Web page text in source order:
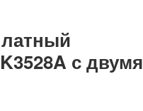
с двумя